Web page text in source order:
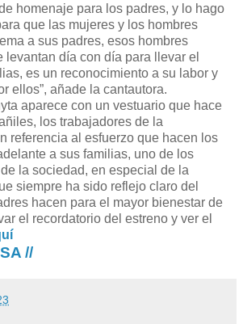
homenaje para los padres, y lo hago
que las mujeres y los hombres
a sus padres, esos hombres
levantan día con día para llevar el
es un reconocimiento a su labor y
ellos”, añade la cantautora.
aparece con un vestuario que hace
los trabajadores de la
referencia al esfuerzo que hacen los
a sus familias, uno de los
la sociedad, en especial de la
siempre ha sido reflejo claro del
hacen para el mayor bienestar de
el recordatorio del estreno y ver el
//